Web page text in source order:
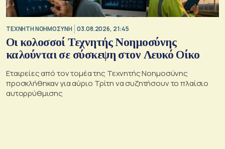
TΕΧΝΗΤΗ ΝΟΗΜΟΣΥΝΗ 03.08.2026, 21:45
Οι κολοσσοί Τεχνητής Νοημοσύνης
καλούνται σε σύσκεψη στον Λευκό Οίκο
Εταιρείες από τον τομέα της Τεχνητής Νοημοσύνης
προσκλήθηκαν για αύριο Τρίτη να συζητήσουν το πλαίσιο
αυτορρύθμισης